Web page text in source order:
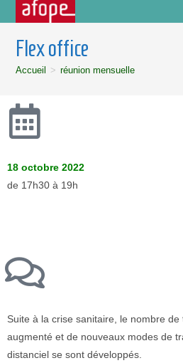
Flex office
Accueil > réunion mensuelle
18 octobre 2022
de 17h30 à 19h
Suite à la crise sanitaire, le nombre
augmenté et de nouveaux modes de
distanciel se sont développés.